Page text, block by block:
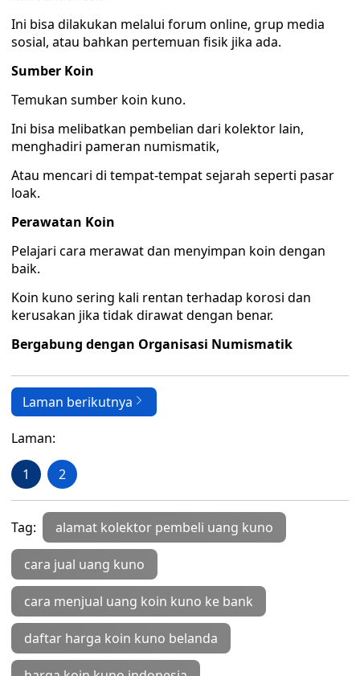
Ini bisa dilakukan melalui forum online, grup media
sosial, atau bahkan pertemuan fisik jika ada.
Sumber Koin
Temukan sumber koin kuno.
Ini bisa melibatkan pembelian dari kolektor lain,
menghadiri pameran numismatik,
Atau mencari di tempat-tempat sejarah seperti pasar
loak.
Perawatan Koin
Pelajari cara merawat dan menyimpan koin dengan
baik.
Koin kuno sering kali rentan terhadap korosi dan
kerusakan jika tidak dirawat dengan benar.
Bergabung dengan Organisasi Numismatik
Laman berikutnya
Laman:
1 2
Tag: alamat kolektor pembeli uang kuno
cara jual uang kuno
cara menjual uang koin kuno ke bank
daftar harga koin kuno belanda